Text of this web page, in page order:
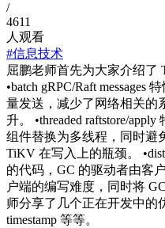
/
4611
人观看
#信息技术
屈鹏老师首先为大家介绍了
•batch gRPC/Raft messages
量发送，减少了网络相关的
升。 •threaded raftstore/
组件替换为多线程，同时避
TiKV 在写入上的瓶颈。
的代码，GC 的驱动者由客
户端的编写难度，同时将
师分享了几个正在开发中的
timestamp 等等。